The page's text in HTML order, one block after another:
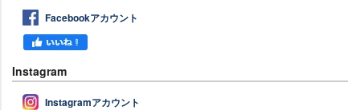
Facebookアカウント
Instagram
Instagramアカウント